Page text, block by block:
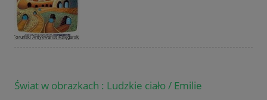
Świat w obrazkach : Ludzkie ciało / Emilie